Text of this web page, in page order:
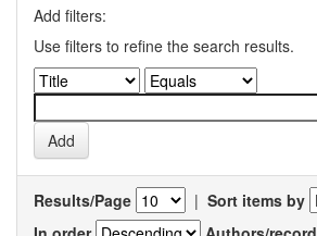
Add filters:
Use filters to refine the search results.
Results/Page | Sort items by